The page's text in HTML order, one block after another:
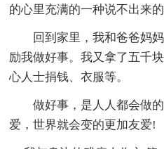
的心里充满的一种说不出来的
回到家里，我和爸爸妈
励我做好事。我又拿了五千
心人士捐钱、衣服等。
做好事，是人人都会做
爱，世界就会变的更加友爱!